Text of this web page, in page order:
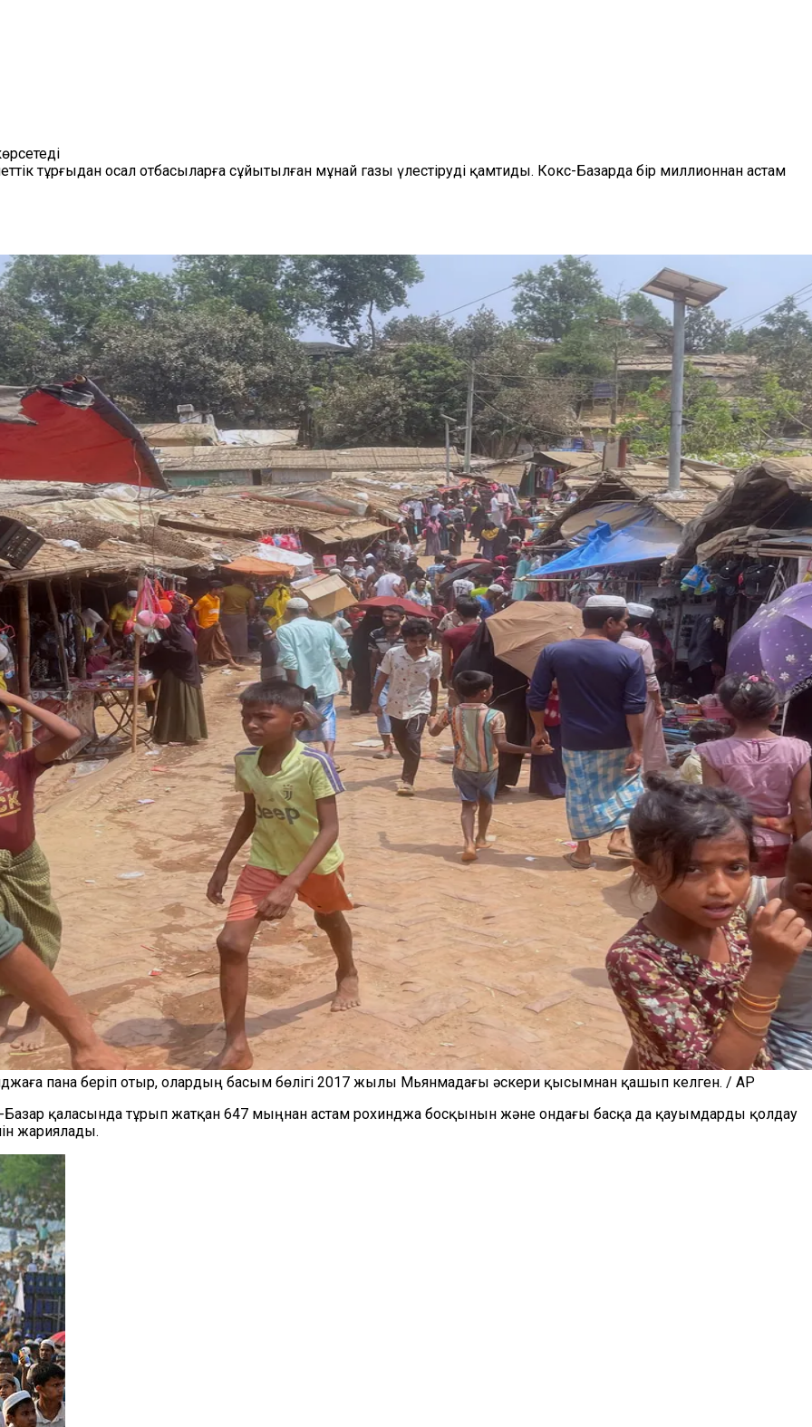
тұрғыдан осал отбасыларға сұйытылған мұнай газы үлестіруді қамтиды. Кокс-Базарда бір миллионнан астам
пана беріп отыр, олардың басым бөлігі 2017 жылы Мьянмадағы әскери қысымнан қашып келген. / AP
Базар қаласында тұрып жатқан 647 мыңнан астам рохинджа босқынын және ондағы басқа да қауымдарды қолдау
жариялады.